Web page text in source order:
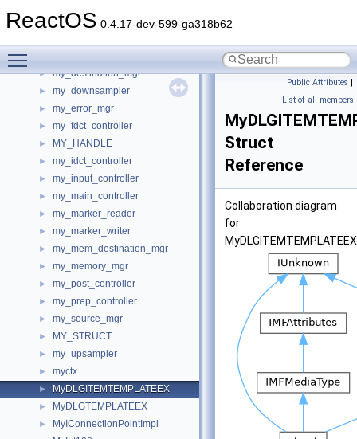
ReactOS 0.4.17-dev-599-ga318b62
► my_comp_master
► my_destination_mgr
► my_downsampler
► my_error_mgr
► my_fdct_controller
► MY_HANDLE
► my_idct_controller
► my_input_controller
► my_main_controller
► my_marker_reader
► my_marker_writer
► my_mem_destination_mgr
► my_memory_mgr
► my_post_controller
► my_prep_controller
► my_source_mgr
► MY_STRUCT
► my_upsampler
► myctx
► MyDLGITEMTEMPLATEEX
► MyDLGTEMPLATEEX
► MyIConnectionPointImpl
Public Attributes |
List of all members
Struct
Reference
Collaboration diagram
for